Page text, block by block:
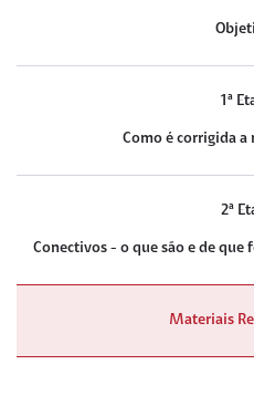
1ª
Como é corrigida a
2ª
Conectivos - o que são e de
Materiais